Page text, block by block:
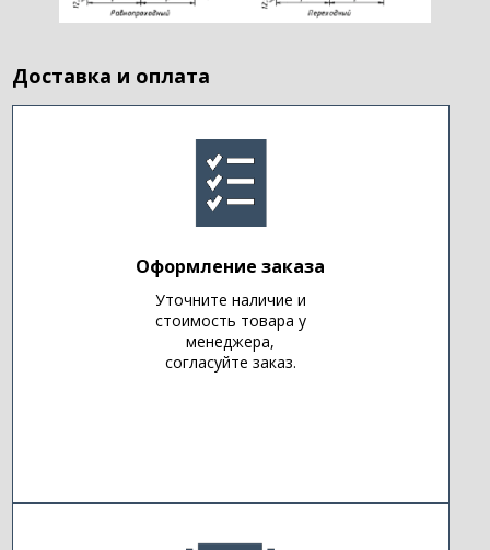
Доставка и оплата
Оформление заказа
Уточните наличие и
стоимость товара у
менеджера,
согласуйте заказ.